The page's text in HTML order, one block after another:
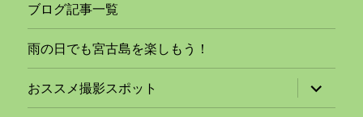
ブログ記事一覧
雨の日でも宮古島を楽しもう！
おススメ撮影スポット
ブ
メ